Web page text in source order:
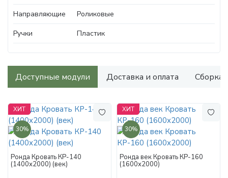
Направляющие
Роликовые
Ручки
Пластик
Доступные модули Доставка и оплата Сборка
ХИТ
30%
Ронда Кровать КР-140
(1400х2000) (век)
ХИТ
30%
Ронда век Кровать КР-160
(1600х2000)